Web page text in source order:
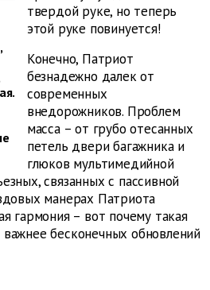
твердой руке, но теперь
этой руке повинуется!
Конечно, Патриот
безнадежно далек от
современных
внедорожников. Проблем
масса – от грубо отесанных
петель двери багажника и
глюков мультимедийной
связанных с пассивной
манерах Патриота
гармония – вот почему такая
бесконечных обновлений